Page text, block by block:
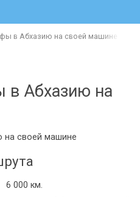
в Абхазию на своей машине
в Абхазию на
6 000 км.